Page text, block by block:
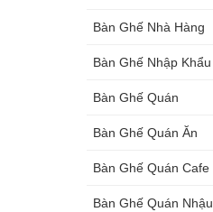
Bàn Ghế Nhà Hàng
Bàn Ghế Nhập Khẩu
Bàn Ghế Quán
Bàn Ghế Quán Ăn
Bàn Ghế Quán Cafe
Bàn Ghế Quán Nhậu